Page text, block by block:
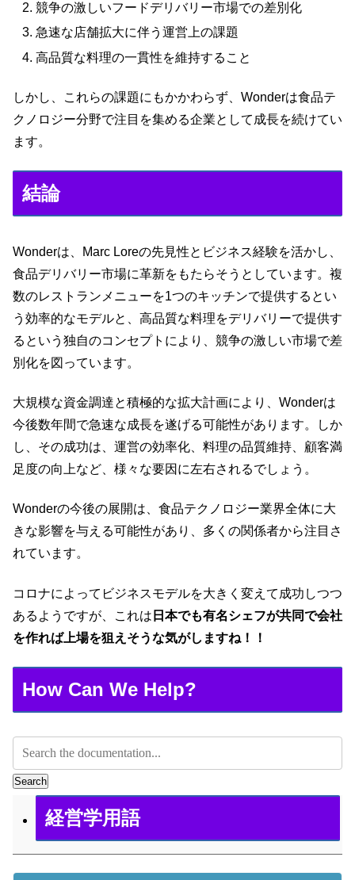
競争の激しいフードデリバリー市場での差別化
急速な店舗拡大に伴う運営上の課題
高品質な料理の一貫性を維持すること
しかし、これらの課題にもかかわらず、Wonderは食品テ
クノロジー分野で注目を集める企業として成長を続けてい
ます。
結論
Wonderは、Marc Loreの先見性とビジネス経験を活かし、
食品デリバリー市場に革新をもたらそうとしています。複
数のレストランメニューを1つのキッチンで提供するとい
う効率的なモデルと、高品質な料理をデリバリーで提供す
るという独自のコンセプトにより、競争の激しい市場で差
別化を図っています。
大規模な資金調達と積極的な拡大計画により、Wonderは
今後数年間で急速な成長を遂げる可能性があります。しか
し、その成功は、運営の効率化、料理の品質維持、顧客満
足度の向上など、様々な要因に左右されるでしょう。
Wonderの今後の展開は、食品テクノロジー業界全体に大
きな影響を与える可能性があり、多くの関係者から注目さ
れています。
コロナによってビジネスモデルを大きく変えて成功しつつ
あるようですが、これは 日本でも有名シェフが共同で会社
を作れば上場を狙えそうな気がしますね！！
How Can We Help?
Search
経営学用語